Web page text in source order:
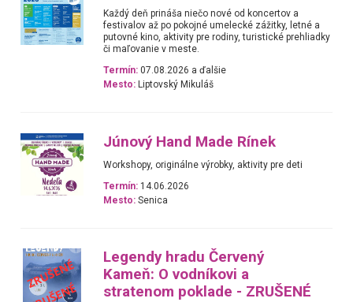
Každý deň prináša niečo nové od koncertov a
festivalov až po pokojné umelecké zážitky, letné a
putovné kino, aktivity pre rodiny, turistické prehliadky
či maľovanie v meste.
Termín: 07.08.2026 a ďalšie
Mesto: Liptovský Mikuláš
Júnový Hand Made Rínek
Workshopy, originálne výrobky, aktivity pre deti
Termín: 14.06.2026
Mesto: Senica
Legendy hradu Červený
Kameň: O vodníkovi a
stratenom poklade - ZRUŠENÉ